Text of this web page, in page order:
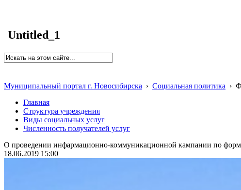
Untitled_1
Муниципальный портал г. Новосибирска › Социальная политика ›
Главная
Структура учреждения
Виды социальных услуг
Численность получателей услуг
О проведении инфармационно-коммуникационной кампании по
18.06.2019 15:00